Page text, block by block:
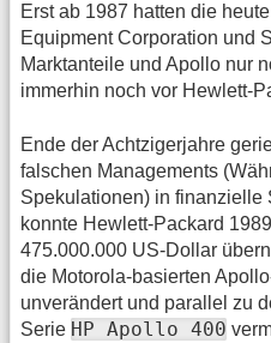
Erst ab 1987 hatten die
Equipment Corporation und
Marktanteile und Apollo nur
immerhin noch vor Hewlett-
Ende der Achtzigerjahre
falschen Managements
Spekulationen) in finanzielle
konnte Hewlett-Packard
475.000.000 US-Dollar
die Motorola-basierten
unverändert und parallel zu
Serie HP Apollo 400